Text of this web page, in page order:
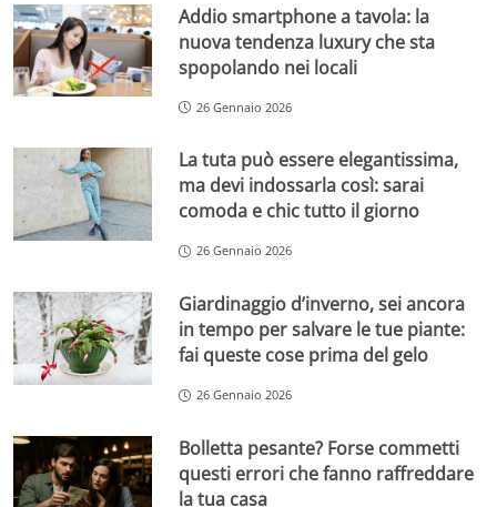
Addio smartphone a tavola: la
nuova tendenza luxury che sta
spopolando nei locali
26 Gennaio 2026
La tuta può essere elegantissima,
ma devi indossarla così: sarai
comoda e chic tutto il giorno
26 Gennaio 2026
Giardinaggio d’inverno, sei ancora
in tempo per salvare le tue piante:
fai queste cose prima del gelo
26 Gennaio 2026
Bolletta pesante? Forse commetti
questi errori che fanno raffreddare
la tua casa